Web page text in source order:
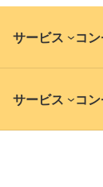
サービス コ
サービス コ